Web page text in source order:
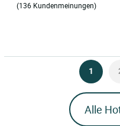
(136 Kundenmeinungen)
1
Alle